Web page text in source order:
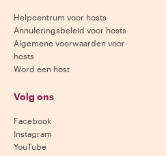
Helpcentrum voor hosts
Annuleringsbeleid voor hosts
Algemene voorwaarden voor
hosts
Word een host
Volg ons
Facebook
Instagram
YouTube